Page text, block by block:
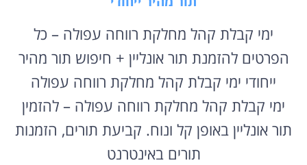
ימי קבלת קהל מחלקת רווחה עפולה – כל
הפרטים להזמנת תור אונליין + חיפוש תור מהיר
ייחודי ימי קבלת קהל מחלקת רווחה עפולה
ימי קבלת קהל מחלקת רווחה עפולה – להזמין
תור אונליין באופן קל ונוח. קביעת תורים, הזמנות
תורים באינטרנט